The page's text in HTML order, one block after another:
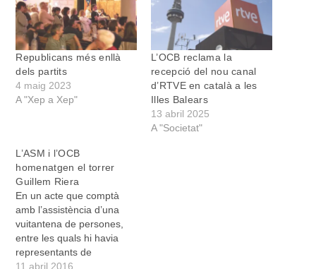
Republicans més enllà
dels partits
4 maig 2023
A "Xep a Xep"
L’OCB reclama la
recepció del nou canal
d’RTVE en català a les
Illes Balears
13 abril 2025
A "Societat"
L’ASM i l’OCB
homenatgen el torrer
Guillem Riera
En un acte que comptà
amb l’assistència d’una
vuitantena de persones,
entre les quals hi havia
representants de
l’Ajuntament de Manacor
11 abril 2016